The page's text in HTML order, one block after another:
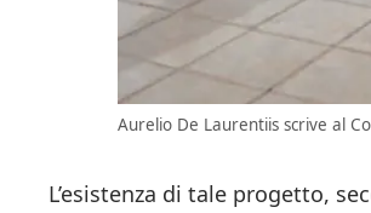
Aurelio De Laurentiis scrive al
L’esistenza di tale progetto,